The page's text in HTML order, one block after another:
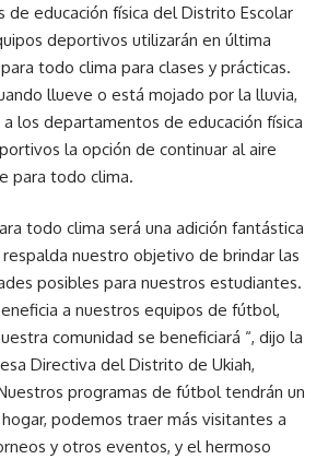
de educación física del Distrito Escolar
deportivos utilizarán en última
todo clima para clases y prácticas.
llueve o está mojado por la lluvia,
los departamentos de educación física
la opción de continuar al aire
para todo clima.
todo clima será una adición fantástica
nuestro objetivo de brindar las
posibles para nuestros estudiantes.
a nuestros equipos de fútbol,
comunidad se beneficiará “, dijo la
Directiva del Distrito de Ukiah,
programas de fútbol tendrán un
podemos traer más visitantes a
y otros eventos, y el hermoso